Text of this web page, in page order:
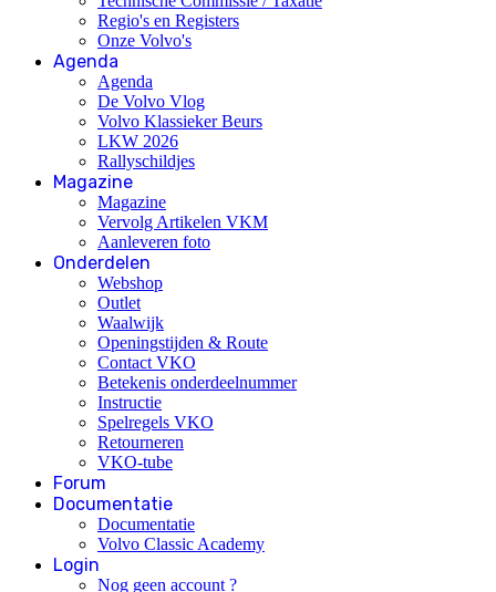
Regio's en Registers
Onze Volvo's
Agenda
Agenda
De Volvo Vlog
Volvo Klassieker Beurs
LKW 2026
Rallyschildjes
Magazine
Magazine
Vervolg Artikelen VKM
Aanleveren foto
Onderdelen
Webshop
Outlet
Waalwijk
Openingstijden & Route
Contact VKO
Betekenis onderdeelnummer
Instructie
Spelregels VKO
Retourneren
VKO-tube
Forum
Documentatie
Documentatie
Volvo Classic Academy
Login
Nog geen account ?